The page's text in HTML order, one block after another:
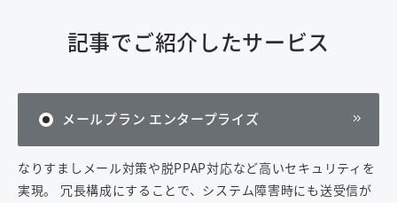
記事でご紹介したサービス
メールプラン エンタープライズ
なりすましメール対策や脱PPAP対応など高いセキュリティを
実現。 冗長構成にすることで、システム障害時にも送受信が